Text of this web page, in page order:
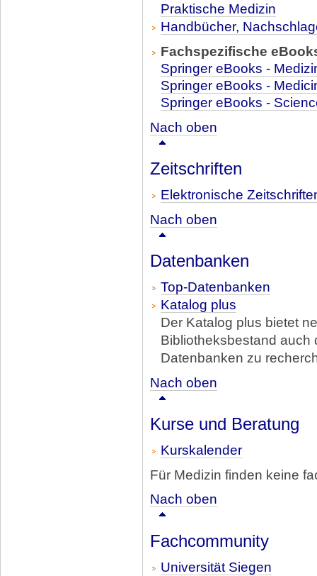
Praktische Medizin
Handbücher,
Fachspezifische
Springer eBooks -
Springer eBooks -
Springer eBooks -
Nach oben
Zeitschriften
Elektronische
Nach oben
Datenbanken
Top-Datenbanken
Katalog plus
Der Katalog plus bietet
Bibliotheksbestand auch
Datenbanken zu
Nach oben
Kurse und Beratung
Kurskalender
Für Medizin finden keine
Nach oben
Fachcommunity
Universität Siegen